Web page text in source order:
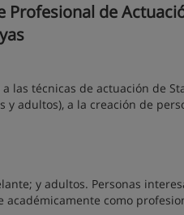
de
las técnicas de actuación de
y adultos), a la creación de
y adultos. Personas
como